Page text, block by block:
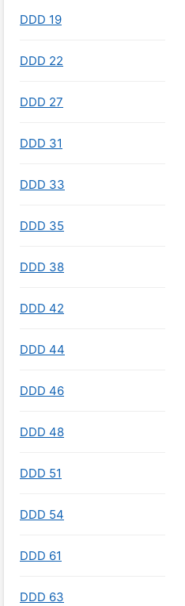
DDD 19
DDD 22
DDD 27
DDD 31
DDD 33
DDD 35
DDD 38
DDD 42
DDD 44
DDD 46
DDD 48
DDD 51
DDD 54
DDD 61
DDD 63